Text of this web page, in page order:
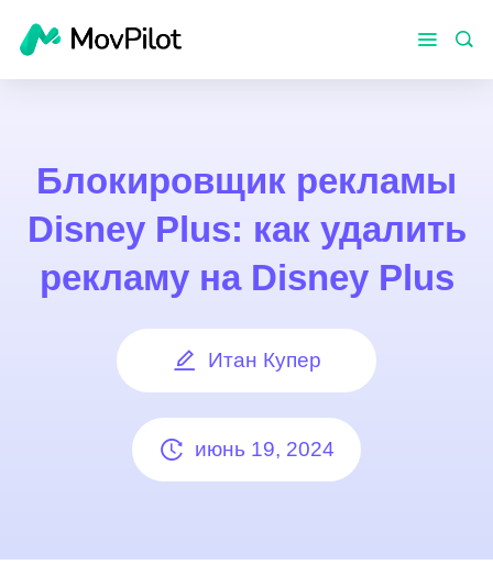
Блокировщик рекламы
Disney Plus: как удалить
рекламу на Disney Plus
Итан Купер
июнь 19, 2024